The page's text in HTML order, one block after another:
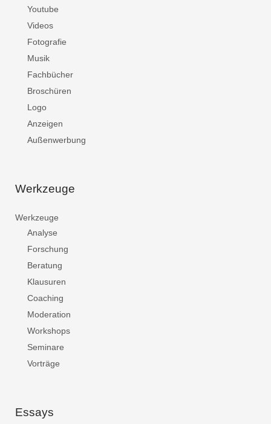
Youtube
Videos
Fotografie
Musik
Fachbücher
Broschüren
Logo
Anzeigen
Außenwerbung
Werkzeuge
Werkzeuge
Analyse
Forschung
Beratung
Klausuren
Coaching
Moderation
Workshops
Seminare
Vorträge
Essays